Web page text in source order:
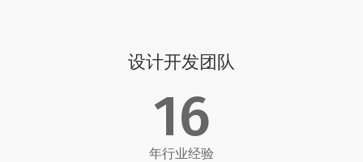
设计开发团队
16
年行业经验